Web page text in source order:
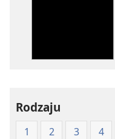
Rodzaju
1 2 3 4